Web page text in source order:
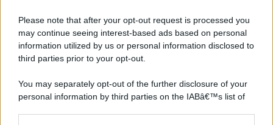
Please note that after your opt-out request is processed you
may continue seeing interest-based ads based on personal
information utilized by us or personal information disclosed to
third parties prior to your opt-out.
You may separately opt-out of the further disclosure of your
personal information by third parties on the IABâ€™s list of